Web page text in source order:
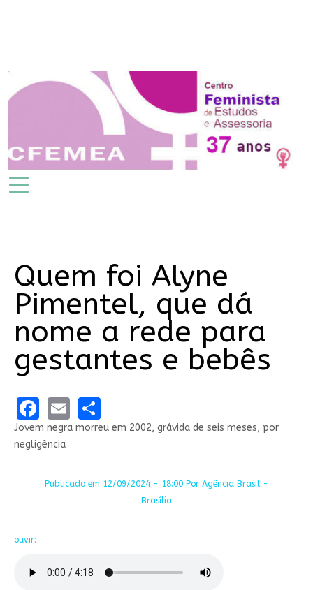
Quem foi Alyne
Pimentel, que dá
nome a rede para
gestantes e bebês
Facebook
EmailShare
Jovem negra morreu em 2002, grávida de seis meses, por
negligência
Publicado em 12/09/2024 - 18:00 Por Agência Brasil -
Brasília
ouvir: